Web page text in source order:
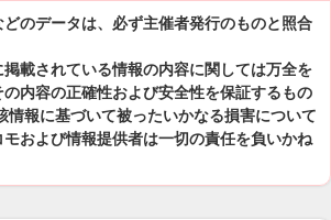
のデータは、必ず主催者発行のものと照合
載されている情報の内容に関しては万全を
内容の正確性および安全性を保証するもの
情報に基づいて被ったいかなる損害について
および情報提供者は一切の責任を負いかね